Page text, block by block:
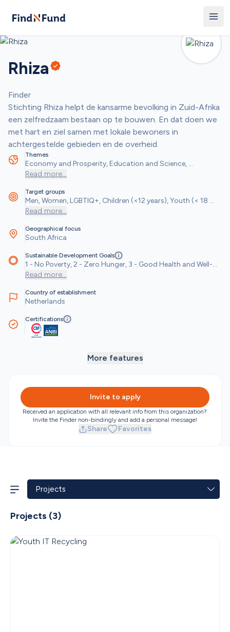
Rhiza
Finder
Stichting Rhiza helpt de kansarme bevolking in Zuid-Afrika
een zelfredzaam bestaan op te bouwen. En dat doen we
met hart en ziel samen met lokale bewoners in
achtergestelde gebieden en de overheid.
Themes
Economy and Prosperity, Education and Science,
Healthcare and Health, Social and Community Objectives
Read more...
Target groups
Men, Women, LGBTIQ+, Children (<12 years), Youth (< 18
years), People with Disabilities, Seniors, Students, Refugees
Read more...
Geographical focus
South Africa
Sustainable Development Goals
1 - No Poverty, 2 - Zero Hunger, 3 - Good Health and Well-
being, 4 - Quality Education, 5 - Gender Equality, 8 - Decent
Responsible Consumption and Production, 17 -
Partnerships for the Goals
Read more...
Country of establishment
Netherlands
Certifications
More features
Invite to apply
Received an application with all relevant info from this organization?
Invite the Finder non-bindingly and add a personal message!
Share Favorites
Projects (3)